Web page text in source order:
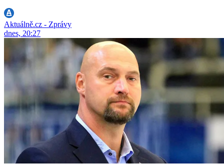
Aktuálně.cz - Zprávy
dnes, 20:27